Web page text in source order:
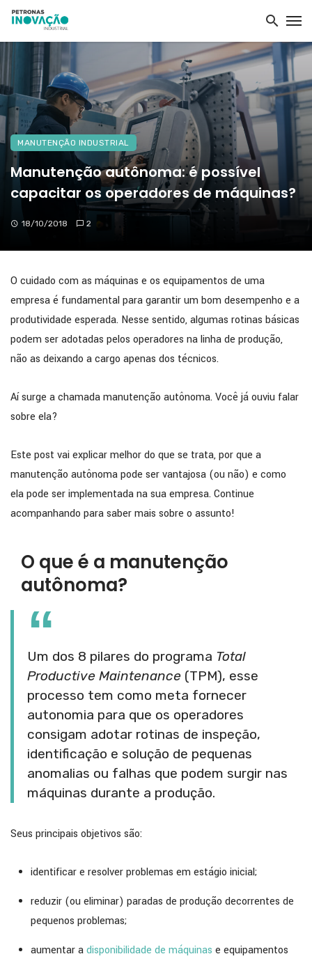
MANUTENÇÃO INDUSTRIAL
Manutenção autônoma: é possível
capacitar os operadores de máquinas?
18/10/2018 2
O cuidado com as máquinas e os equipamentos de uma
empresa é fundamental para garantir um bom desempenho e a
produtividade esperada. Nesse sentido, algumas rotinas básicas
podem ser adotadas pelos operadores na linha de produção,
não as deixando a cargo apenas dos técnicos.
Aí surge a chamada manutenção autônoma. Você já ouviu falar
sobre ela?
Este post vai explicar melhor do que se trata, por que a
manutenção autônoma pode ser vantajosa (ou não) e como
ela pode ser implementada na sua empresa. Continue
acompanhando para saber mais sobre o assunto!
O que é a manutenção
autônoma?
Um dos 8 pilares do programa Total
Productive Maintenance (TPM), esse
processo tem como meta fornecer
autonomia para que os operadores
consigam adotar rotinas de inspeção,
identificação e solução de pequenas
anomalias ou falhas que podem surgir nas
máquinas durante a produção.
Seus principais objetivos são:
identificar e resolver problemas em estágio inicial;
reduzir (ou eliminar) paradas de produção decorrentes de
pequenos problemas;
aumentar adisponibilidade de máquinas e equipamentos